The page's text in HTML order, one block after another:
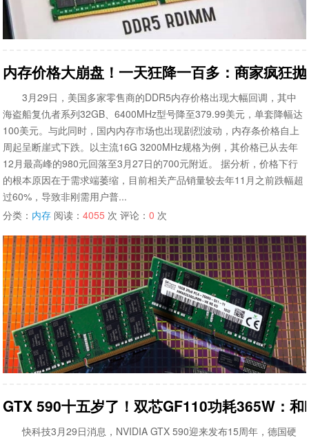
内存价格大崩盘！一天狂降一百多：商家疯狂
3月29日，美国多家零售商的DDR5内存价格出现大幅回调，其中
海盗船复仇者系列32GB、6400MHz型号降至379.99美元，单套降幅达
100美元。与此同时，国内内存市场也出现剧烈波动，内存条价格自上
周起呈断崖式下跌。以主流16G 3200MHz规格为例，其价格已从去年
12月最高峰的980元回落至3月27日的700元附近。 据分析，价格下行
的根本原因在于需求端萎缩，目前相关产品销量较去年11月之前跌幅超
过60%，导致非刚需用户普...
分类： 内存 阅读：4055 次 评论：0 次
GTX 590十五岁了！双芯GF110功耗365W：
快科技3月29日消息，NVIDIA GTX 590迎来发布15周年，德国硬